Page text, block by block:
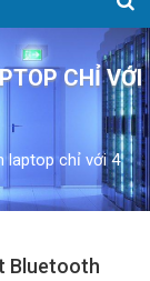
CHỈ VỚI
laptop chỉ với 4
Bluetooth